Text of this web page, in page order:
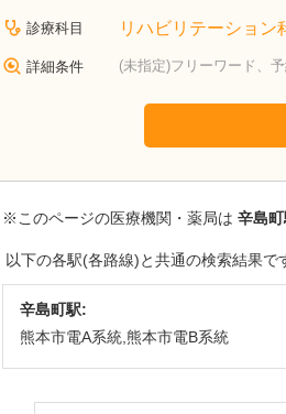
診療科目 リハビリテーション
詳細条件 (未指定)フリーワード、
※このページの医療機関・薬局は 辛島
以下の各駅(各路線)と共通の検索結果で
辛島町駅:
熊本市電A系統,熊本市電B系統